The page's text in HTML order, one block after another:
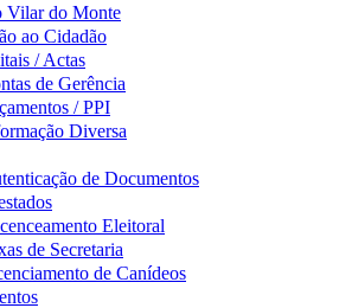
Vilar do Monte
ao Cidadão
/ Actas
de Gerência
/ PPI
Diversa
de Documentos
Eleitoral
de Secretaria
de Canídeos